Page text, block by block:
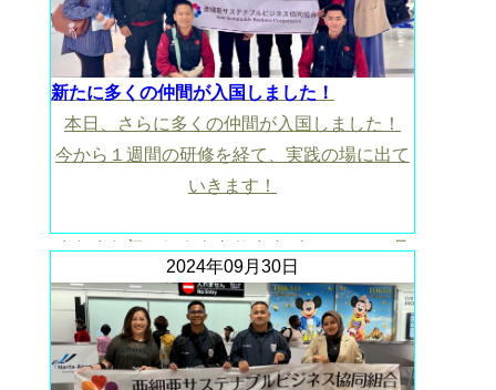
新たに多くの仲間が入国しました！
本日、さらに多くの仲間が入国しました！
今から１週間の研修を経て、実践の場に出て
いきます！
まだまだ初々しさもありますが、この１か月
間でより大人の顔になることを期待していま
す！
2024年09月30日